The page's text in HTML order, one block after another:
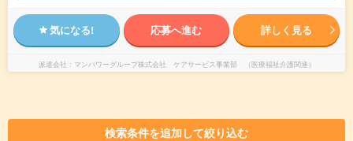
気になる! 応募へ進む 詳しく見る
派遣会社 マンパワーグループ株式会社 ケアサービス事業部 （医療福祉介護関連）
検索条件を追加して絞り込む